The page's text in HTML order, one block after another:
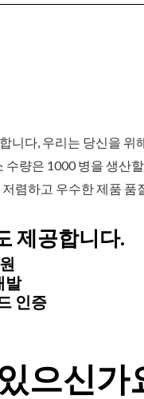
다, 우리는 당신을 위
량은 1000 병을 생산
렴하고 우수한 제품 품
제공합니다.
발
인증
으신가